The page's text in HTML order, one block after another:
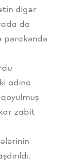
digər
da
pərakəndə
adına
zabit